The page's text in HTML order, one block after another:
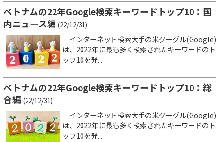
ベトナムの22年Google検索キーワードトップ10：国
内ニュース編 (22/12/31)
インターネット検索大手の米グーグル(Google)
は、2022年に最も多く検索されたキーワードのト
ップ10を発...
ベトナムの22年Google検索キーワードトップ10：総
合編 (22/12/31)
インターネット検索大手の米グーグル(Google)
は、2022年に最も多く検索されたキーワードのト
ップ10を発...